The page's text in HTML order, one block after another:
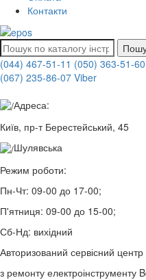
Контакти
(044) 467-51-11 (050) 363-51-60
(067) 235-86-07 Viber
Адреса:
Київ, пр-т Берестейський, 45
Шулявська
Режим роботи:
Пн-Чт: 09-00 до 17-00;
П'ятниця: 09-00 до 15-00;
Сб-Нд: вихідний
Авторизований сервісний центр
з ремонту електроінструменту